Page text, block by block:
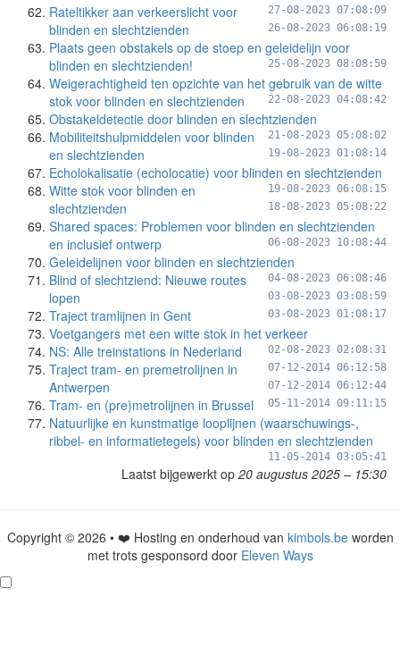
27-08-2023 07:08:09
Rateltikker aan verkeerslicht voor
blinden en slechtzienden
26-08-2023 06:08:19
Plaats geen obstakels op de stoep en geleidelijn voor
blinden en slechtzienden!
25-08-2023 08:08:59
Weigerachtigheid ten opzichte van het gebruik van de witte
stok voor blinden en slechtzienden
22-08-2023 04:08:42
Obstakeldetectie door blinden en slechtzienden
21-08-2023 05:08:02
Mobiliteitshulpmiddelen voor blinden
en slechtzienden
19-08-2023 01:08:14
Echolokalisatie (echolocatie) voor blinden en slechtzienden
19-08-2023 06:08:15
Witte stok voor blinden en
slechtzienden
18-08-2023 05:08:22
Shared spaces: Problemen voor blinden en slechtzienden
en inclusief ontwerp
06-08-2023 10:08:44
Geleidelijnen voor blinden en slechtzienden
04-08-2023 06:08:46
Blind of slechtziend: Nieuwe routes
lopen
03-08-2023 03:08:59
Traject tramlijnen in Gent 03-08-2023 01:08:17
Voetgangers met een witte stok in het verkeer
02-08-2023 02:08:31
NS: Alle treinstations in Nederland
07-12-2014 06:12:58
Traject tram- en premetrolijnen in
Antwerpen
07-12-2014 06:12:44
Tram- en (pre)metrolijnen in Brussel 05-11-2014 09:11:15
Natuurlijke en kunstmatige looplijnen (waarschuwings-,
ribbel- en informatietegels) voor blinden en slechtzienden
11-05-2014 03:05:41
Laatst bijgewerkt op 20 augustus 2025 – 15:30
Copyright © 2026 • ❤️ Hosting en onderhoud van kimbols.beworden
met trots gesponsord door Eleven Ways